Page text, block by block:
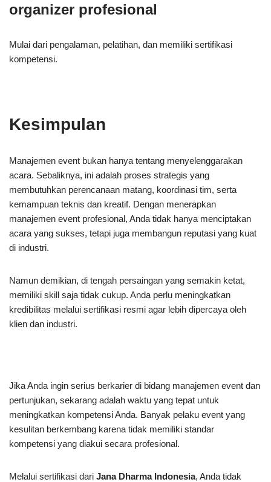
organizer profesional
Mulai dari pengalaman, pelatihan, dan memiliki sertifikasi
kompetensi.
Kesimpulan
Manajemen event bukan hanya tentang menyelenggarakan
acara. Sebaliknya, ini adalah proses strategis yang
membutuhkan perencanaan matang, koordinasi tim, serta
kemampuan teknis dan kreatif. Dengan menerapkan
manajemen event profesional, Anda tidak hanya menciptakan
acara yang sukses, tetapi juga membangun reputasi yang kuat
di industri.
Namun demikian, di tengah persaingan yang semakin ketat,
memiliki skill saja tidak cukup. Anda perlu meningkatkan
kredibilitas melalui sertifikasi resmi agar lebih dipercaya oleh
klien dan industri.
Jika Anda ingin serius berkarier di bidang manajemen event dan
pertunjukan, sekarang adalah waktu yang tepat untuk
meningkatkan kompetensi Anda. Banyak pelaku event yang
kesulitan berkembang karena tidak memiliki standar
kompetensi yang diakui secara profesional.
Melalui sertifikasi dari Jana Dharma Indonesia, Anda tidak